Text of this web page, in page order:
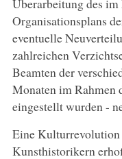
Organisationsplans
eventuelle
zahlreichen
Beamten der
Monaten im Rahmen
eingestellt wurden -
Eine Kulturrevolution
Kunsthistorikern